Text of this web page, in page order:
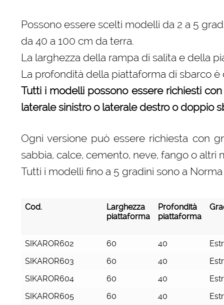
Possono essere scelti modelli da 2 a 5
da 40 a 100 cm da terra.
La larghezza della rampa di salita e della
La profondità della piattaforma di sbarco
Tutti i modelli possono essere richiesti
laterale sinistro o laterale destro o doppio
Ogni versione può essere richiesta con
sabbia, calce, cemento, neve, fango o altri
Tutti i modelli fino a 5 gradini sono a
Cod.
Larghezza
piattaforma
Profondità
piattaforma
Cod.
Larghezza
piattaforma
Profondità
piattaforma
SIKAROR602 60 40
SIKAROR603
60 40
SIKAROR604
60 40
SIKAROR605
60 40